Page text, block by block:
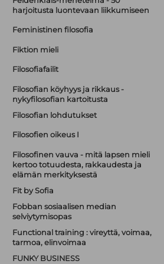
harjoitusta luontevaan liikkumiseen
Feministinen filosofia
Fiktion mieli
Filosofiafailit
Filosofian köyhyys ja rikkaus -
nykyfilosofian kartoitusta
Filosofian lohdutukset
Filosofien oikeus I
Filosofinen vauva - mitä lapsen mieli
kertoo totuudesta, rakkaudesta ja
elämän merkityksestä
Fit by Sofia
Fobban sosiaalisen median
selviytymisopas
Functional training : vireyttä, voimaa,
tarmoa, elinvoimaa
FUNKY BUSINESS